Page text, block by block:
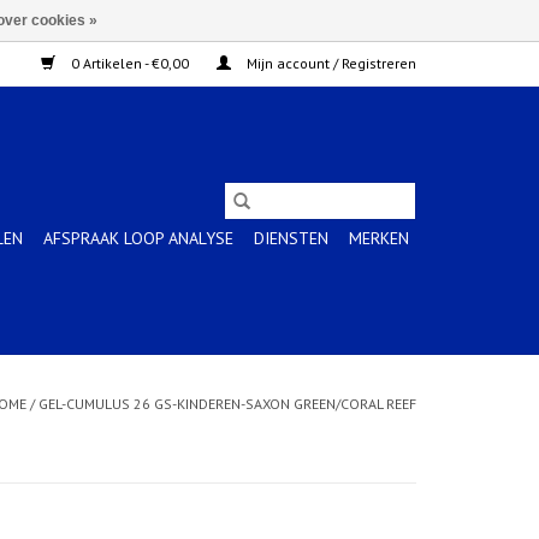
0 Artikelen - €0,00 Mijn account / Registreren
AFSPRAAK LOOP ANALYSE DIENSTEN MERKEN
/ GEL-CUMULUS 26 GS-KINDEREN-SAXON GREEN/CORAL REEF
cookies »